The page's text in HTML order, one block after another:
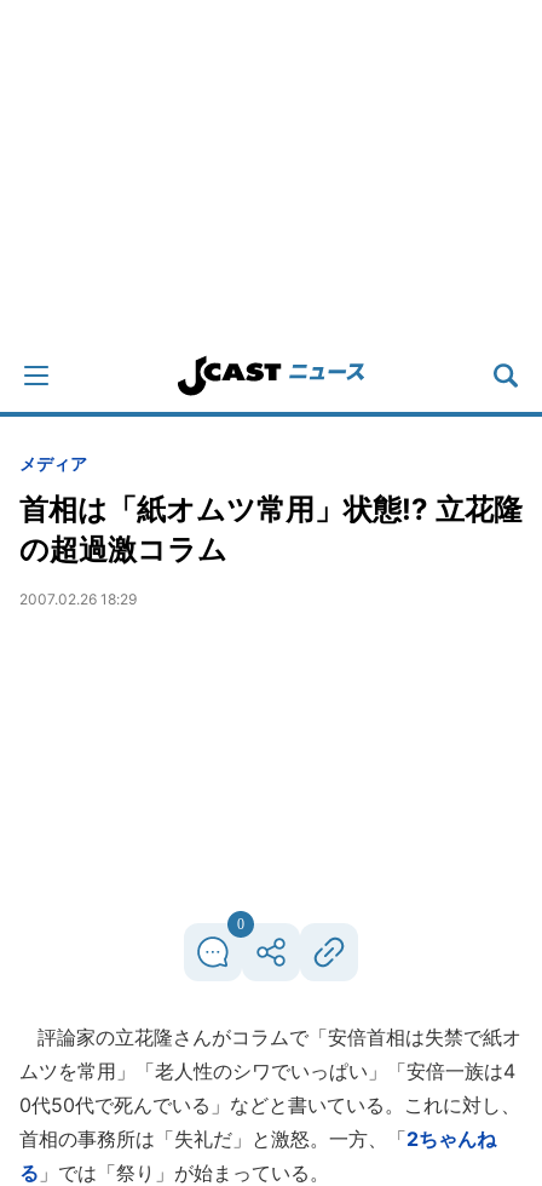
メディア
首相は「紙オムツ常用」状態!? 立花隆
の超過激コラム
2007.02.26 18:29
0
評論家の立花隆さんがコラムで「安倍首相は失禁で紙オ
ムツを常用」「老人性のシワでいっぱい」「安倍一族は4
0代50代で死んでいる」などと書いている。これに対し、
首相の事務所は「失礼だ」と激怒。一方、「2ちゃんね
る 」では「祭り」が始まっている。